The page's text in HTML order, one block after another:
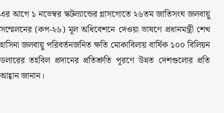
এর আগে ১ নভেম্বর স্কটল্যান্ডের গ্লাসগোতে ২৬তম জাতিসংঘ জলবায়ু
সম্মেলনের (কপ-২৬) মূল অধিবেশনে দেওয়া ভাষণে প্রধানমন্ত্রী শেখ
হাসিনা জলবায়ু পরিবর্তনজনিত ক্ষতি মোকাবিলায় বার্ষিক ১০০ বিলিয়ন
ডলারের তহবিল প্রদানের প্রতিশ্রুতি পূরণে উন্নত দেশগুলোর প্রতি
আহ্বান জানান।